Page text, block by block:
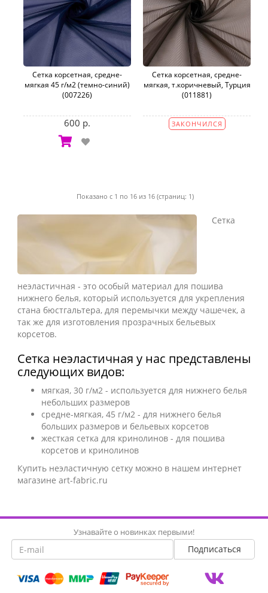
Сетка корсетная, средне-
мягкая 45 г/м2 (темно-синий)
(007226)
600 р.
Сетка корсетная, средне-
мягкая, т.коричневый, Турция
(011881)
ЗАКОНЧИЛСЯ
Показано с 1 по 16 из 16 (страниц: 1)
Сетка
неэластичная - это особый материал для пошива
нижнего белья, который используется для укрепления
стана бюстгальтера, для перемычки между чашечек, а
так же для изготовления прозрачных бельевых
корсетов.
Сетка неэластичная у нас представлены
следующих видов:
мягкая, 30 г/м2 - используется для нижнего белья
небольших размеров
средне-мягкая, 45 г/м2 - для нижнего белья
больших размеров и бельевых корсетов
жесткая сетка для кринолинов - для пошива
корсетов и кринолинов
Купить неэластичную сетку можно в нашем интернет
магазине art-fabric.ru
Узнавайте о новинках первыми!